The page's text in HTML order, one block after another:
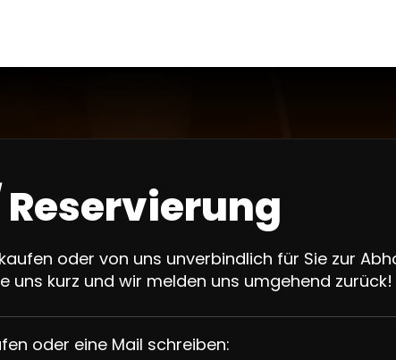
oder von uns unverbindlich für Sie zur
uns kurz und wir melden uns umgehend zurück!
oder eine Mail schreiben: